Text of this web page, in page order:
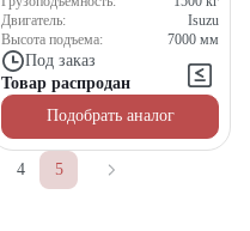
Двигатель:
Isuzu
Высота подъема:
7000 мм
Под заказ
Товар распродан
Подобрать аналог
4 5